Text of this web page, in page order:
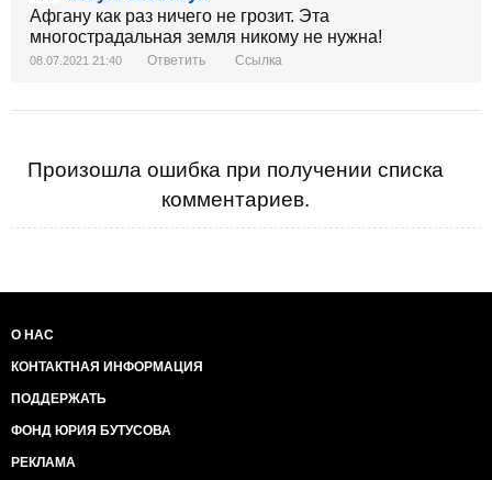
Афгану как раз ничего не грозит. Эта
многострадальная земля никому не нужна!
08.07.2021 21:40 Ответить Ссылка
Произошла ошибка при получении списка
комментариев.
О НАС
КОНТАКТНАЯ ИНФОРМАЦИЯ
ПОДДЕРЖАТЬ
ФОНД ЮРИЯ БУТУСОВА
РЕКЛАМА